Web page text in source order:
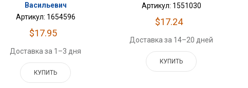
Васильевич
Артикул: 1654596
$17.95
Доставка за 1–3 дня
КУПИТЬ
Артикул: 1551030
$17.24
Доставка за 14–20 дней
КУПИТЬ